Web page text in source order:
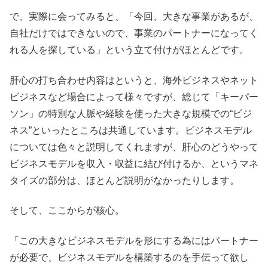
で、実際に会ってみると、「今回、大きな事業があるが、
自社だけではできないので、事業のパートナーになってく
れる人を探している」という立て付けがほとんどです。
肝心の打ち合わせ内容はというと、海外ビジネスやネット
ビジネスなど場合によって様々ですが、総じて「キーパー
ソン」の特別な人脈や経験を使った大きな規模での“ビジ
ネス”といったところは共通しています。ビジネスモデル
については色々と説明してくれますが、肝心のどうやって
ビジネスモデルを収入・収益に結び付けるか、というマネ
タイズの部分は、ほとんど説明がなかったりします。
そして、ここからが核心。
「この大きなビジネスモデルを形にする為にはパートナー
が必要で、ビジネスモデルを構築するのを手伝って欲し